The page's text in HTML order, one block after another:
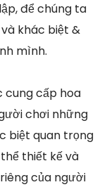
để chúng ta
khác biệt &
mình.
cung cấp hoa
chơi những
biệt quan trọng
thiết kế và
của người